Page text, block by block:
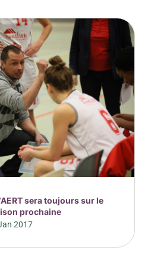
sera toujours sur le
prochaine
2017